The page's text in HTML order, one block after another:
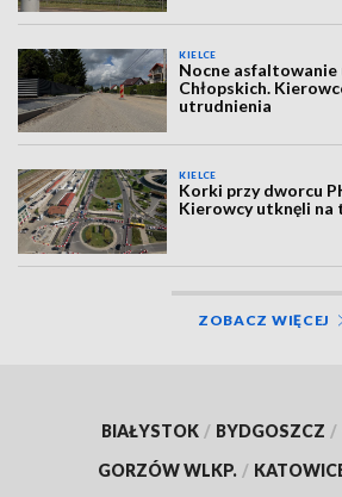
KIELCE
Nocne
Chłopskich.
utrudnienia
KIELCE
Korki przy dworcu
Kierowcy utknęli na
ZOBACZ WIĘCEJ
BIAŁYSTOK / BYDGOSZCZ /
GORZÓW WLKP. /